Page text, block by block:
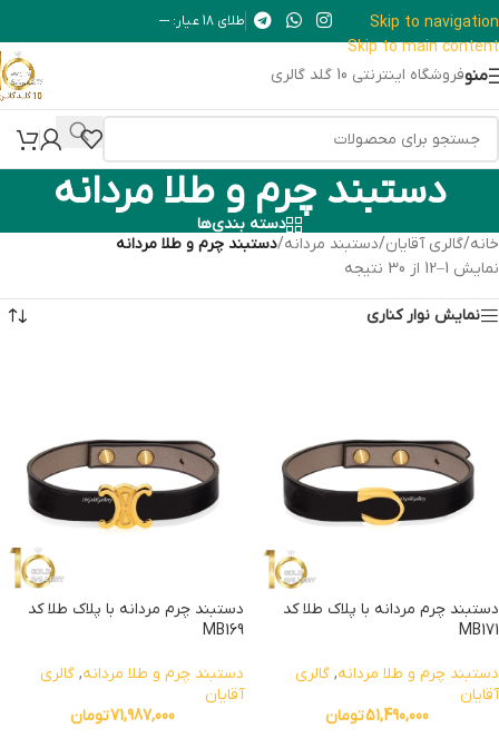
Skip to navigation
Skip to main content
طلای 18 عیار: ---
منوفروشگاه اینترنتی 10 گلد گالری
دستبند چرم و طلا مردانه
دسته بندی‌ها
خانه/گالری آقایان/دستبند مردانه/دستبند چرم و طلا مردانه
نمایش 1–12 از 30 نتیجه
نمایش نوار کناری
دستبند چرم مردانه با پلاک طلا کد
MB171
دستبند چرم و طلا مردانه, گالری
آقایان
51,490,000تومان
دستبند چرم مردانه با پلاک طلا کد
MB169
دستبند چرم و طلا مردانه, گالری
آقایان
71,987,000تومان